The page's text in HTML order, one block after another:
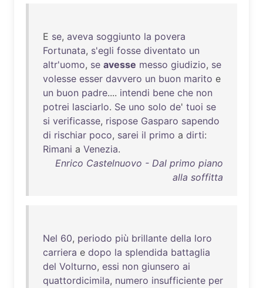
E se, aveva soggiunto la povera
Fortunata, s'egli fosse diventato un
altr'uomo, se avesse messo giudizio, se
volesse esser davvero un buon marito e
un buon padre.... intendi bene che non
potrei lasciarlo. Se uno solo de' tuoi se
si verificasse, rispose Gasparo sapendo
di rischiar poco, sarei il primo a dirti:
Rimani a Venezia.
Enrico Castelnuovo - Dal primo piano
alla soffitta
Nel 60, periodo più brillante della loro
carriera e dopo la splendida battaglia
del Volturno, essi non giunsero ai
quattordicimila, numero insufficiente per